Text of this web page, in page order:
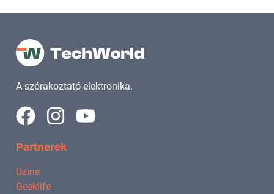
A szórakoztató elektronika.
Partnerek
Uzine
Geeklife